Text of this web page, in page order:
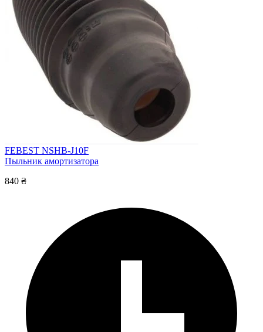
FEBEST NSHB-J10F
Пыльник амортизатора
840 ₴